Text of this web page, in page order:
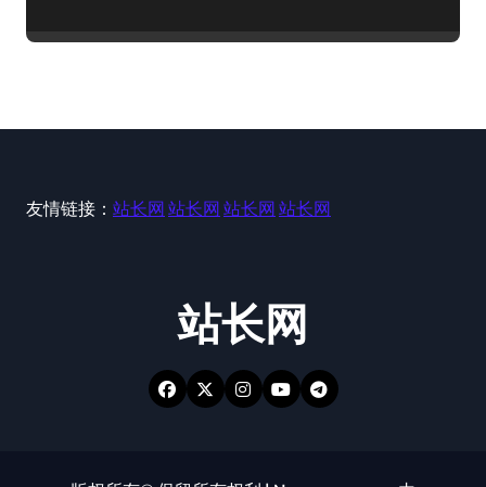
友情链接： 站长网 站长网 站长网 站长网
站长网